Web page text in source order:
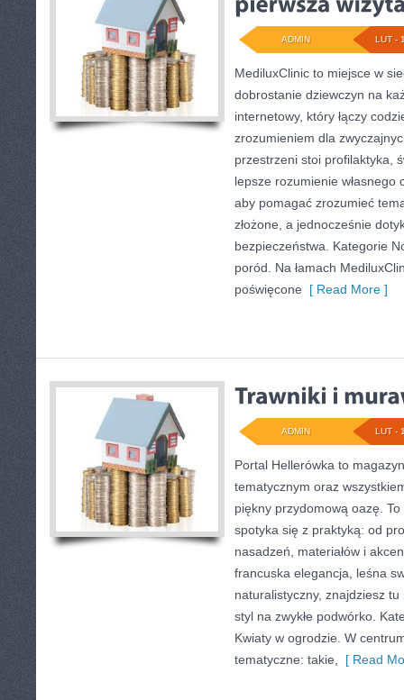
LUT -
ADMIN
MediluxClinic to miejsce w
dobrostanie dziewczyn na
internetowy, który łączy
zrozumieniem dla
przestrzeni stoi profilaktyka,
lepsze rozumienie własnego
aby pomagać zrozumieć
złożone, a jednocześnie
bezpieczeństwa. Kategorie
poród. Na łamach
poświęcone [ Read More ]
LUT -
ADMIN
Portal Hellerówka to
tematycznym oraz
piękny przydomową oazę.
spotyka się z praktyką: od
nasadzeń, materiałów i
francuska elegancja, leśna
naturalistyczny, znajdziesz
styl na zwykłe podwórko.
Kwiaty w ogrodzie. W
tematyczne: takie,
[ Read